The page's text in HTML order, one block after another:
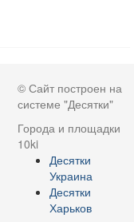
© Сайт построен на
системе "Десятки"
Города и площадки
10ki
Десятки
Украина
Десятки
Харьков